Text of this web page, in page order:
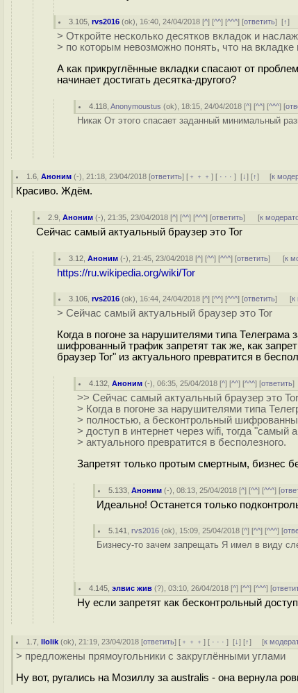
3.105 ,rvs2016 (ok), 16:40, 24/04/2018 [^] [^^] [^^^] [ответить][↑]
> Откройте несколько десятков вкладок и
> по которым невозможно понять, что на вкладке
А как прикруглённые вкладки спасают от
начинает достигать десятка-другого?
4.118 ,Anonymoustus (ok), 18:15, 24/04/2018 [^] [^^] [^^^] [
Никак От этого спасает заданный минимальный
1.6 ,Аноним (-), 21:18, 23/04/2018 [ответить] [ ﹢﹢﹢] [ · · ·][↓] [↑] [к
Красиво. Ждём.
2.9 ,Аноним (-), 21:35, 23/04/2018 [^] [^^] [^^^] [ответить] [к
Сейчас самый актуальный браузер это Tor
3.12 ,Аноним (-), 21:45, 23/04/2018 [^] [^^] [^^^] [ответить] [к
https://ru.wikipedia.org/wiki/Tor
3.106 ,rvs2016 (ok), 16:44, 24/04/2018 [^] [^^] [^^^] [ответить] [к
> Сейчас самый актуальный браузер это Tor
Когда в погоне за нарушителями типа
шифрованный трафик запретят так же, как
браузер Tor" из актуального превратится в
4.132 ,Аноним (-), 06:35, 25/04/2018 [^] [^^] [^^^] [ответить
>> Сейчас самый актуальный браузер это Tor
> Когда в погоне за нарушителями типа
> полностью, а бесконтрольный
> доступ в интернет через wifi, тогда "самый
> актуального превратится в бесполезного.
Запретят только протым смертным, бизнес
5.133 ,Аноним (-), 08:13, 25/04/2018 [^] [^^] [^^^] [
Идеально! Останется только
5.141 ,rvs2016 (ok), 15:09, 25/04/2018 [^] [^^] [^^^] [
Бизнесу-то зачем запрещать Я имел в виду
4.145 ,элвис жив (?), 03:10, 26/04/2018 [^] [^^] [^^^] [
Ну если запретят как бесконтрольный
1.7 ,llolik (ok), 21:19, 23/04/2018 [ответить] [ ﹢﹢﹢] [ · · ·][↓] [↑] [к
> предложены прямоугольники с закруглёнными углами
Ну вот, ругались на Мозиллу за australis - она вернула